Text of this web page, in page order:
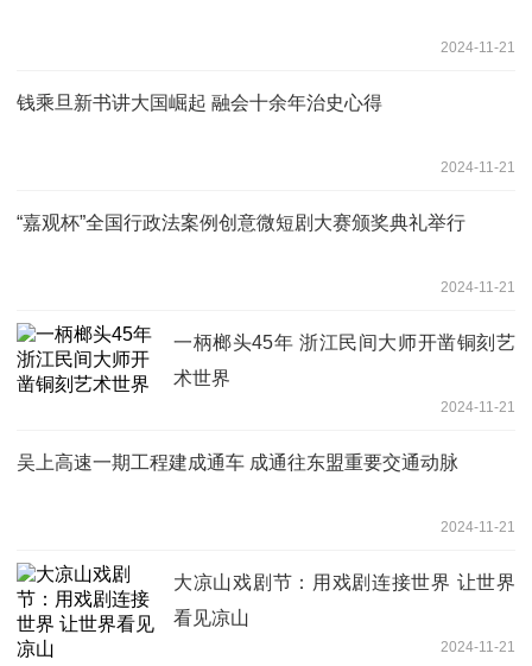
2024-11-21
钱乘旦新书讲大国崛起 融会十余年治史心得
2024-11-21
“嘉观杯”全国行政法案例创意微短剧大赛颁奖典礼举行
2024-11-21
一柄榔头45年 浙江民间大师开凿铜刻艺
术世界
2024-11-21
吴上高速一期工程建成通车 成通往东盟重要交通动脉
2024-11-21
大凉山戏剧节：用戏剧连接世界 让世界
看见凉山
2024-11-21